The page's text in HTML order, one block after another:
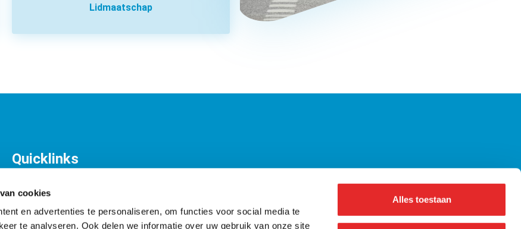
cookies
en advertenties te personaliseren, om functies voor social media te
te analyseren. Ook delen we informatie over uw gebruik van onze site
Alles toestaan
Lidmaatschap
Quicklinks
Contact
About us ǀ English
Informatie voor pers